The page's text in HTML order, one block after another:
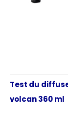
Test du
volcan 360 ml